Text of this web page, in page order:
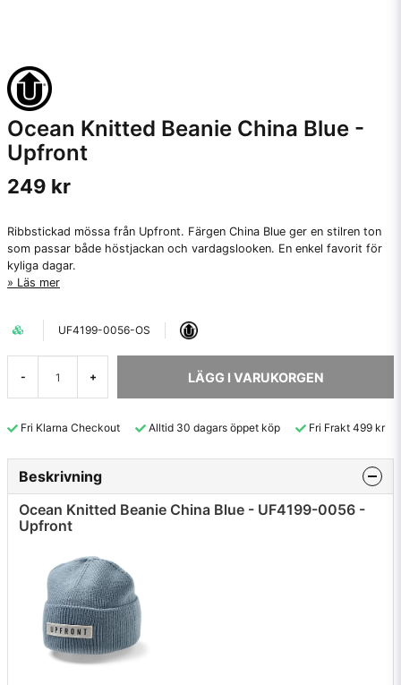
Ocean Knitted Beanie China Blue -
Upfront
249 kr
Ribbstickad mössa från Upfront. Färgen China Blue ger en stilren ton
som passar både höstjackan och vardagslooken. En enkel favorit för
kyliga dagar.
Läs mer
UF4199-0056-OS
- + LÄGG I VARUKORGEN
Fri Klarna Checkout Alltid 30 dagars öppet köp Fri Frakt 499 kr
Beskrivning
Ocean Knitted Beanie China Blue - UF4199-0056 -
Upfront